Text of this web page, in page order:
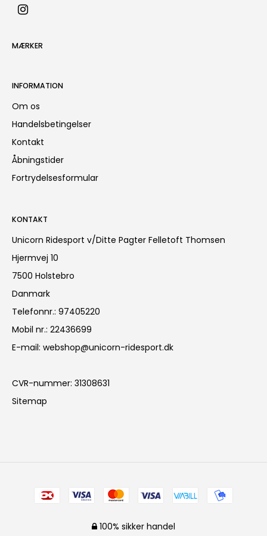
MÆRKER
INFORMATION
Om os
Handelsbetingelser
Kontakt
Åbningstider
Fortrydelsesformular
KONTAKT
Unicorn Ridesport v/Ditte Pagter Felletoft Thomsen
Hjermvej 10
7500 Holstebro
Danmark
Telefonnr.: 97405220
Mobil nr.: 22436699
E-mail: webshop@unicorn-ridesport.dk
CVR-nummer: 31308631
Sitemap
100% sikker handel